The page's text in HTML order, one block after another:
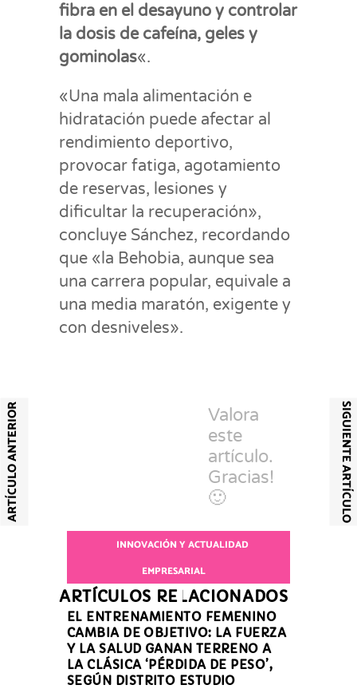
fibra en el desayuno y controlar
la dosis de cafeína, geles y
gominolas«.
«Una mala alimentación e
hidratación puede afectar al
rendimiento deportivo,
provocar fatiga, agotamiento
de reservas, lesiones y
dificultar la recuperación»,
concluye Sánchez, recordando
que «la Behobia, aunque sea
una carrera popular, equivale a
una media maratón, exigente y
con desniveles».
Valora
este
artículo.
Gracias!
🙂
ARTÍCULO ANTERIOR SIGUIENTE ARTÍCULO
ARTÍCULOS RELACIONADOS
INNOVACIÓN Y ACTUALIDAD
EMPRESARIAL
EL ENTRENAMIENTO FEMENINO
CAMBIA DE OBJETIVO: LA FUERZA
Y LA SALUD GANAN TERRENO A
LA CLÁSICA ‘PÉRDIDA DE PESO’,
SEGÚN DISTRITO ESTUDIO